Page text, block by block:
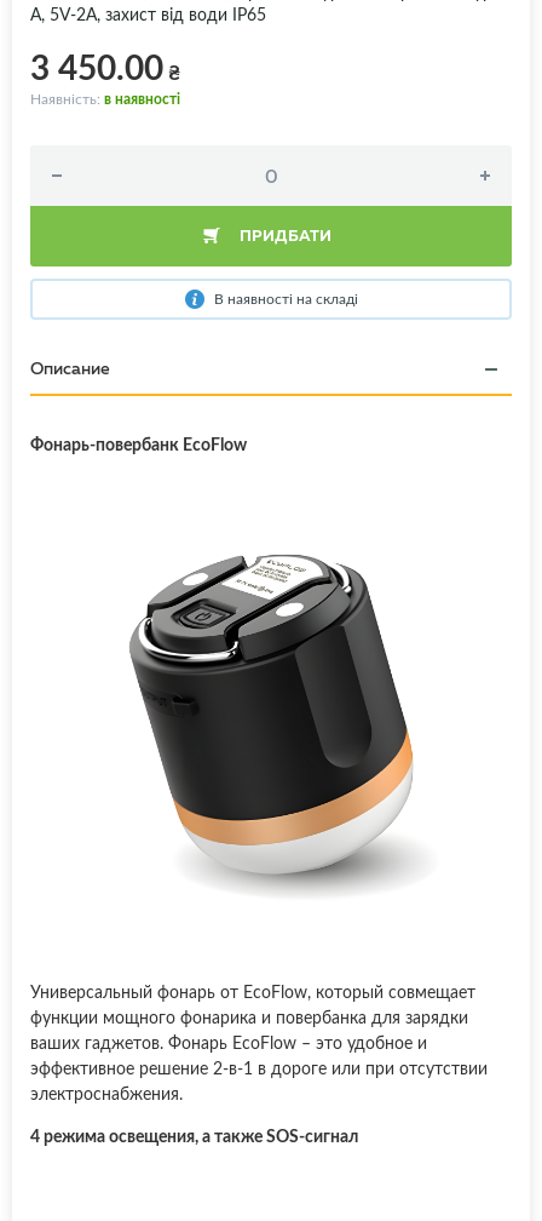
A, 5V-2A, захист від води IP65
3 450.00₴
Наявність: в наявності
ПРИДБАТИ
В наявності на складі
Описание
Фонарь-повербанк EcoFlow
Универсальный фонарь от EcoFlow, который совмещает
функции мощного фонарика и повербанка для зарядки
ваших гаджетов. Фонарь EcoFlow – это удобное и
эффективное решение 2-в-1 в дороге или при отсутствии
электроснабжения.
4 режима освещения, а также SOS-сигнал